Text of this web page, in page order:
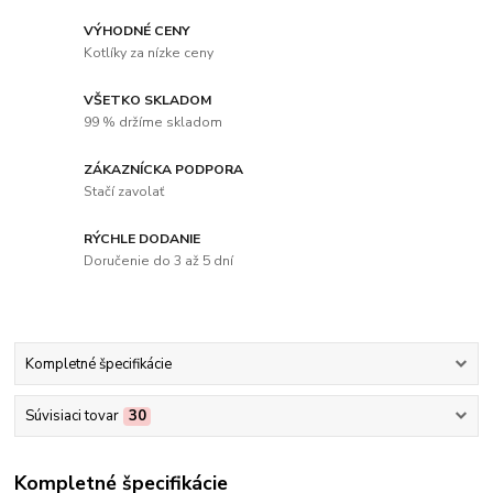
VÝHODNÉ CENY
Kotlíky za nízke ceny
VŠETKO SKLADOM
99 % držíme skladom
ZÁKAZNÍCKA PODPORA
Stačí zavolať
RÝCHLE DODANIE
Doručenie do 3 až 5 dní
Kompletné špecifikácie
Súvisiaci tovar 30
Kompletné špecifikácie